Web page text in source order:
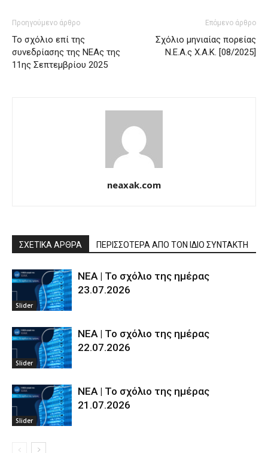
Προηγούμενο άρθρο
Το σχόλιο επί της
συνεδρίασης της ΝΕΑς της
11ης Σεπτεμβρίου 2025
Επόμενο άρθρο
Σχόλιο μηνιαίας πορείας
Ν.Ε.Α.ς Χ.Α.Κ. [08/2025]
neaxak.com
ΣΧΕΤΙΚΑ ΑΡΘΡΑ ΠΕΡΙΣΣΟΤΕΡΑ ΑΠΟ ΤΟΝ ΙΔΙΟ ΣΥΝΤΑΚΤΗ
Slider
ΝΕΑ | Το σχόλιο της ημέρας
23.07.2026
Slider
ΝΕΑ | Το σχόλιο της ημέρας
22.07.2026
Slider
ΝΕΑ | Το σχόλιο της ημέρας
21.07.2026